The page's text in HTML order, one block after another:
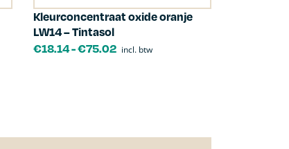
Kleurconcentraat oxide oranje
LW14 – Tintasol
€18.14-€75.02 incl. btw